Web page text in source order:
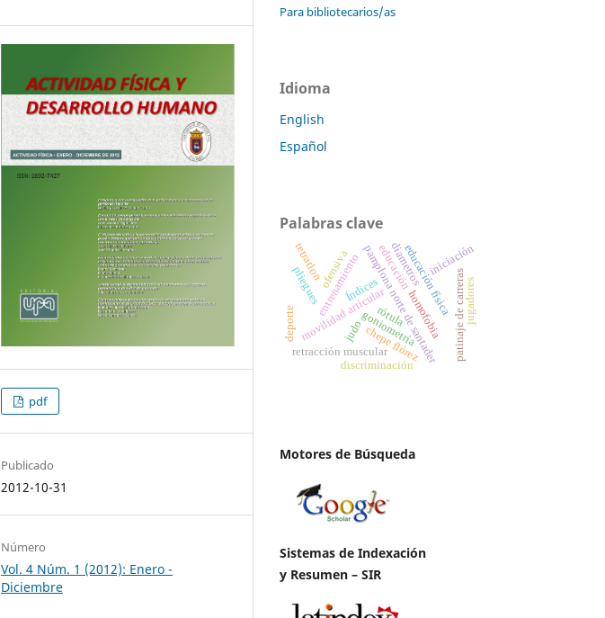
pdf
Publicado
2012-10-31
Número
Vol. 4 Núm. 1 (2012): Enero -
Diciembre
Para bibliotecarios/as
Idioma
English
Español
Palabras clave
chepe flórez
educación física
pamplona norte de santader
movilidad articulargoniometría
retracción muscular
iniciación
entrenamiento homofobia
deporte
educación
discriminación
patinaje de carreras
judo
pliegues Índices
diametros
jugadores
ofensiva
tetratlon
rótula
Motores de Búsqueda
Sistemas de Indexación
y Resumen – SIR